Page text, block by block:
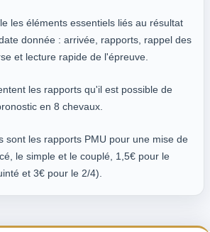
les éléments essentiels liés au résultat
donnée : arrivée, rapports, rappel des
et lecture rapide de l'épreuve.
les rapports qu'il est possible de
en 8 chevaux.
sont les rapports PMU pour une mise de
le simple et le couplé, 1,5€ pour le
et 3€ pour le 2/4).